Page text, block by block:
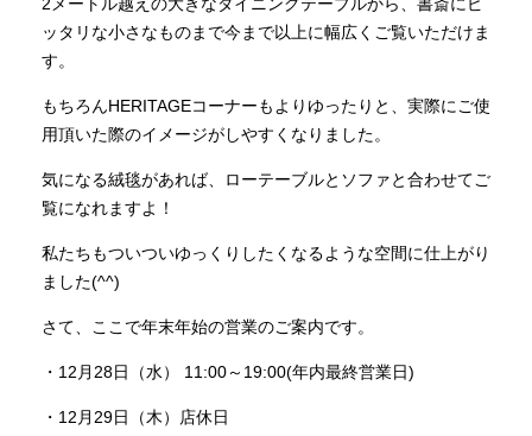
新入荷情報
納品事例
INFORMATION
MOKUBA CHANNEL
よくあるご質問
2メートル越えの大きなダイニングテーブルから、書斎にピ
ッタリな小さなものまで今まで以上に幅広くご覧いただけま
す。
もちろんHERITAGEコーナーもよりゆったりと、実際にご使
用頂いた際のイメージがしやすくなりました。
気になる絨毯があれば、ローテーブルとソファと合わせてご
覧になれますよ！
私たちもついついゆっくりしたくなるような空間に仕上がり
ました(^^)
さて、ここで年末年始の営業のご案内です。
・12月28日（水） 11:00～19:00(年内最終営業日)
・12月29日（木）店休日